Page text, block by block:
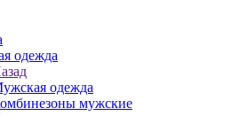
одежда
одежда
мужские